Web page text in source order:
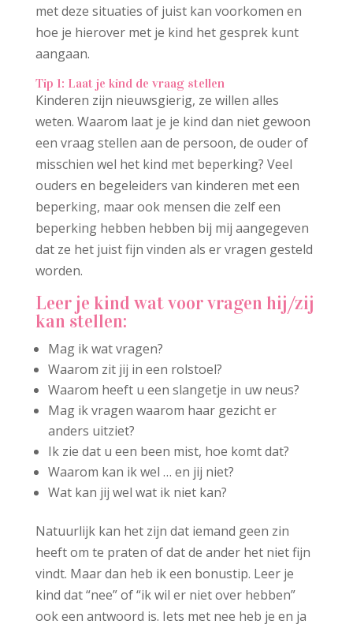
met deze situaties of juist kan voorkomen en
hoe je hierover met je kind het gesprek kunt
aangaan.
Tip 1: Laat je kind de vraag stellen
Kinderen zijn nieuwsgierig, ze willen alles
weten. Waarom laat je je kind dan niet gewoon
een vraag stellen aan de persoon, de ouder of
misschien wel het kind met beperking? Veel
ouders en begeleiders van kinderen met een
beperking, maar ook mensen die zelf een
beperking hebben hebben bij mij aangegeven
dat ze het juist fijn vinden als er vragen gesteld
worden.
Leer je kind wat voor vragen hij/zij
kan stellen:
Mag ik wat vragen?
Waarom zit jij in een rolstoel?
Waarom heeft u een slangetje in uw neus?
Mag ik vragen waarom haar gezicht er
anders uitziet?
Ik zie dat u een been mist, hoe komt dat?
Waarom kan ik wel … en jij niet?
Wat kan jij wel wat ik niet kan?
Natuurlijk kan het zijn dat iemand geen zin
heeft om te praten of dat de ander het niet fijn
vindt. Maar dan heb ik een bonustip. Leer je
kind dat “nee” of “ik wil er niet over hebben”
ook een antwoord is. Iets met nee heb je en ja